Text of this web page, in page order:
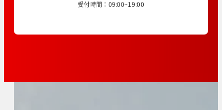
受付時間：09:00~19:00